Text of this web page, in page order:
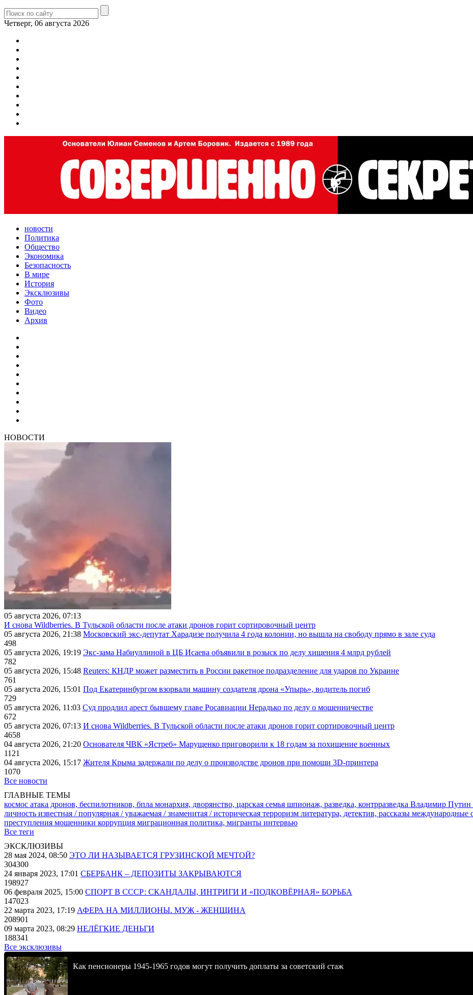
Четверг, 06 августа 2026
новости
Политика
Общество
Экономика
Безопасность
В мире
История
Эксклюзивы
Фото
Видео
Архив
НОВОСТИ
05 августа 2026, 07:13
И снова Wildberries. В Тульской области после атаки дронов горит сортировочный центр
05 августа 2026, 21:38 Московский экс-депутат Харадизе получила 4 года колонии, но вышла на свободу прямо в зале суда
498
05 августа 2026, 19:19 Экс-зама Набиуллиной в ЦБ Исаева объявили в розыск по делу хищения 4 млрд рублей
782
05 августа 2026, 15:48 Reuters: КНДР может разместить в России ракетное подразделение для ударов по Украине
761
05 августа 2026, 15:01 Под Екатеринбургом взорвали машину создателя дрона «Упырь», водитель погиб
729
05 августа 2026, 11:03 Суд продлил арест бывшему главе Росавиации Нерадько по делу о мошенничестве
672
05 августа 2026, 07:13 И снова Wildberries. В Тульской области после атаки дронов горит сортировочный центр
4658
04 августа 2026, 21:20 Основателя ЧВК «Ястреб» Марущенко приговорили к 18 годам за похищение военных
1121
04 августа 2026, 15:17 Жителя Крыма задержали по делу о производстве дронов при помощи 3D‑принтера
1070
Все новости
ГЛАВНЫЕ ТЕМЫ
космос атака дронов, беспилотников, бпла монархия, дворянство, царская семья шпионаж, разведка, контрразведка Владимир Путин
личность известная / популярная / уважаемая / знаменитая / историческая терроризм литература, детектив, рассказы международные
преступления мошенники коррупция миграционная политика, мигранты интервью
Все теги
ЭКСКЛЮЗИВЫ
28 мая 2024, 08:50 ЭТО ЛИ НАЗЫВАЕТСЯ ГРУЗИНСКОЙ МЕЧТОЙ?
304300
24 января 2023, 17:01 СБЕРБАНК – ДЕПОЗИТЫ ЗАКРЫВАЮТСЯ
198927
06 февраля 2025, 15:00 СПОРТ В СССР: СКАНДАЛЫ, ИНТРИГИ И «ПОДКОВЁРНАЯ» БОРЬБА
147023
22 марта 2023, 17:19 АФЕРА НА МИЛЛИОНЫ. МУЖ - ЖЕНЩИНА
208901
09 марта 2023, 08:29 НЕЛЁГКИЕ ДЕНЬГИ
188341
Все эксклюзивы
Как пенсионеры 1945-1965 годов могут получить доплаты за советский стаж